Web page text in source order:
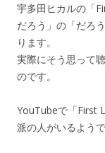
宇多田ヒカルの「
だろう」の「だろ
ります。
実際にそう思って
のです。
YouTubeで「First
派の人がいるようで